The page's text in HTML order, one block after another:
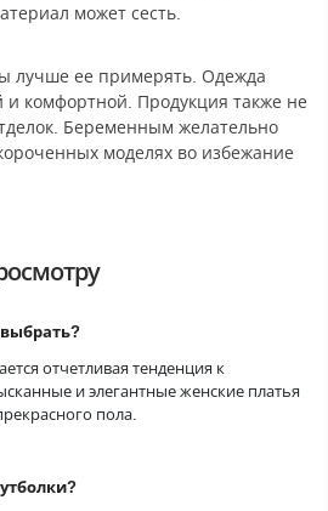
может сесть.
лучше ее примерять. Одежда
и комфортной. Продукция также не
Беременным желательно
моделях во избежание
отчетливая тенденция к
и элегантные женские платья
пола.